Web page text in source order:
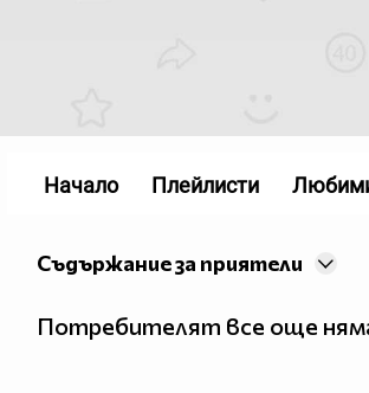
Съдържание за приятели
Потребителят все още
Начало Плейлисти